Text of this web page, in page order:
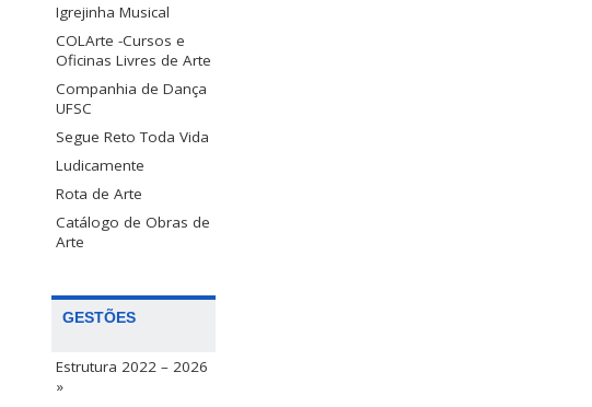
Igrejinha Musical
COLArte -Cursos e
Oficinas Livres de Arte
Companhia de Dança
UFSC
Segue Reto Toda Vida
Ludicamente
Rota de Arte
Catálogo de Obras de
Arte
GESTÕES
Estrutura 2022 – 2026
»